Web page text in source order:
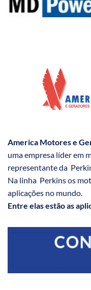
America Motores e
uma empresa líder em
representante da
Na linha Perkins os
aplicações no mundo.
Entre elas estão as